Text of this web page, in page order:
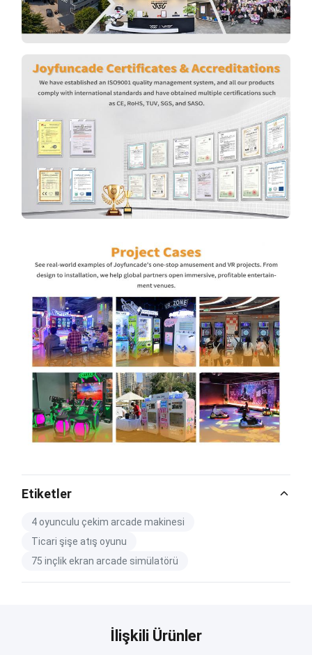
Etiketler
4 oyunculu çekim arcade makinesi
Ticari şişe atış oyunu
75 inçlik ekran arcade simülatörü
İlişkili Ürünler